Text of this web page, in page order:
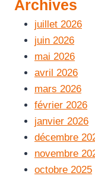
Archives
juillet 2026
juin 2026
mai 2026
avril 2026
mars 2026
février 2026
janvier 2026
décembre
novembre
octobre 2025